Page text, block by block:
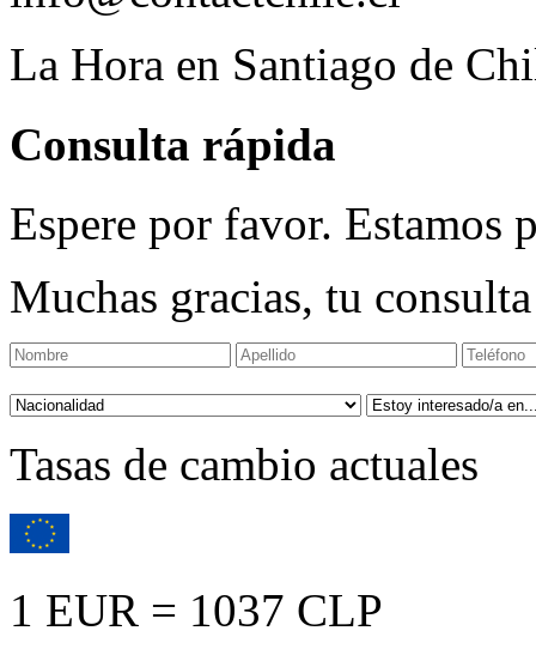
La Hora en Santiago de
Consulta rápida
Espere por favor. Estamos
Muchas gracias, tu
Tasas de cambio actuales
1 EUR = 1037 CLP